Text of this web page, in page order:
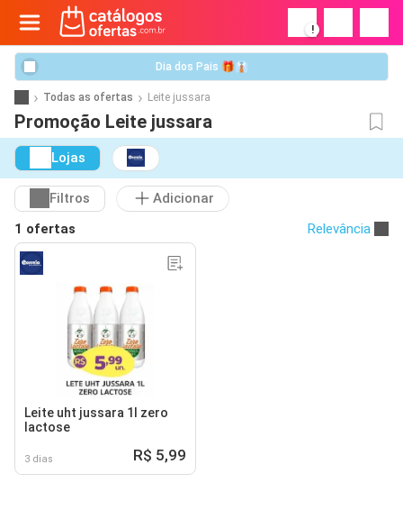
!
Dia dos Pais 🎁👔
Todas as ofertas Leite jussara
Promoção Leite jussara
Lojas
Filtros
Adicionar
1 ofertas
Relevância
Leite uht jussara 1l zero
lactose
3 dias R$ 5,99